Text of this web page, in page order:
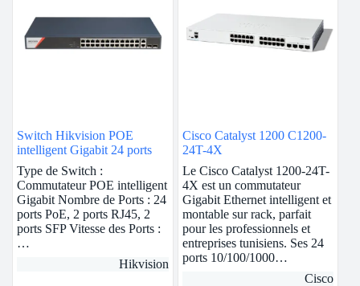
Switch Hikvision POE
intelligent Gigabit 24 ports
Type de Switch :
Commutateur POE intelligent
Gigabit Nombre de Ports : 24
ports PoE, 2 ports RJ45, 2
ports SFP Vitesse des Ports :
…
Hikvision
Cisco Catalyst 1200 C1200-
24T-4X
Le Cisco Catalyst 1200-24T-
4X est un commutateur
Gigabit Ethernet intelligent et
montable sur rack, parfait
pour les professionnels et
entreprises tunisiens. Ses 24
ports 10/100/1000…
Cisco